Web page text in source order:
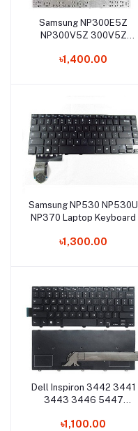
Add to cart
Samsung NP300E5Z
NP300V5Z 300V5Z
৳1,400.00
Add to cart
Samsung NP530 NP530U
NP370 Laptop Keyboard
৳1,300.00
Add to cart
Dell Inspiron 3442 3441
3443 3446 5447
৳1,100.00